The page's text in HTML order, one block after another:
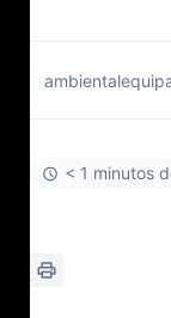
< 1 minutos